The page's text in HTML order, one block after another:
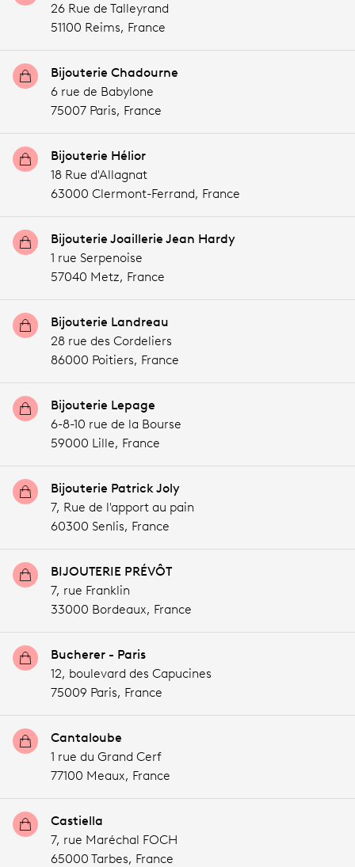
26 Rue de Talleyrand
51100 Reims, France
Bijouterie Chadourne
6 rue de Babylone
75007 Paris, France
Bijouterie Hélior
18 Rue d'Allagnat
63000 Clermont-Ferrand, France
Bijouterie Joaillerie Jean Hardy
1 rue Serpenoise
57040 Metz, France
Bijouterie Landreau
28 rue des Cordeliers
86000 Poitiers, France
Bijouterie Lepage
6-8-10 rue de la Bourse
59000 Lille, France
Bijouterie Patrick Joly
7, Rue de l'apport au pain
60300 Senlis, France
BIJOUTERIE PRÉVÔT
7, rue Franklin
33000 Bordeaux, France
Bucherer - Paris
12, boulevard des Capucines
75009 Paris, France
Cantaloube
1 rue du Grand Cerf
77100 Meaux, France
Castiella
7, rue Maréchal FOCH
65000 Tarbes, France